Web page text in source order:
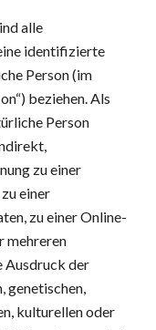
alle
identifizierte
Person (im
beziehen. Als
Person
zu einer
einer
zu einer Online-
mehreren
Ausdruck der
genetischen,
kulturellen oder